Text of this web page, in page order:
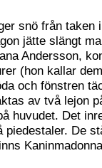
snö från taken
jätte slängt
Andersson,
(hon kallar
och fönstren
av två lejon
huvudet. Det
piedestaler. De